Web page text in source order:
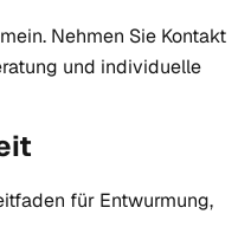
Nehmen Sie Kontakt
und individuelle
für Entwurmung,